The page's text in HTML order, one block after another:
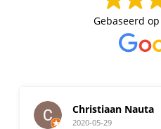
Gebaseerd op
Christiaan Nauta
2020-05-29